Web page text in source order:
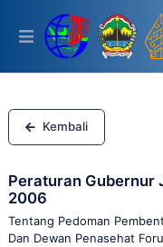
This
includes
accessibility
system.
Kembali
Peraturan Gubernur
2006
Tentang Pedoman
Dan Dewan Penasehat